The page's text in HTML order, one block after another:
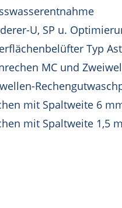
U, SP u.
Typ
MC und
mit Spaltweite 6
mit Spaltweite 1,5